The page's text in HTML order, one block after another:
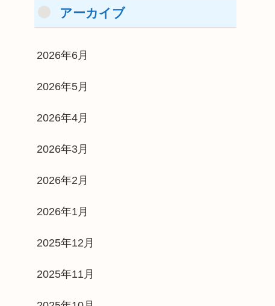
アーカイブ
2026年6月
2026年5月
2026年4月
2026年3月
2026年2月
2026年1月
2025年12月
2025年11月